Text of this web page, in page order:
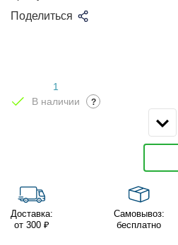
Поделиться
1
В наличии
?
Доставка:
от 300 ₽
Самовывоз:
бесплатно